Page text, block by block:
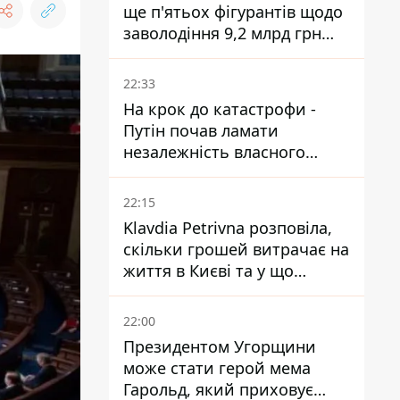
ще п'ятьох фігурантів щодо
заволодіння 9,2 млрд грн
ПриватБанку скерували до
суду
22:33
На крок до катастрофи -
Путін почав ламати
незалежність власного
Центробанку, змусивши
знизити базову ставку
22:15
Klavdia Petrivna розповіла,
скільки грошей витрачає на
життя в Києві та у що
вкладає мільйони
22:00
Президентом Угорщини
може стати герой мема
Гарольд, який приховує